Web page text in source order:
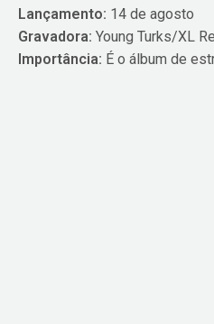
Lançamento: 14 de agosto
Gravadora: Young Turks/XL
Importância: É o álbum de